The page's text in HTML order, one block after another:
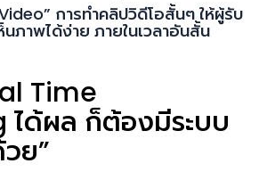
การทำคลิปวิดีโอสั้นๆ ให้ผู้รับ
นภาพได้ง่าย ภายในเวลาอันสั้น
Time
ได้ผล ก็ต้องมีระบบ
ย”